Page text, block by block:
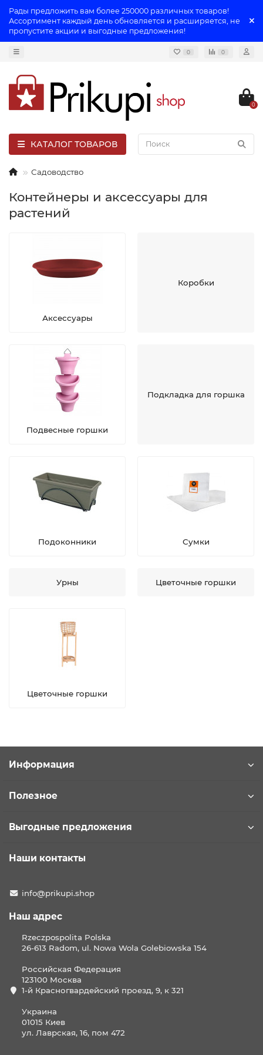
Рады предложить вам более 250000 различных товаров!
Ассортимент каждый день обновляется и расширяется, не
пропустите акции и выгодные предложения!
0 0
0
КАТАЛОГ ТОВАРОВ
Садоводство
Контейнеры и аксессуары для
растений
Аксессуары
Коробки
Подвесные горшки
Подкладка для горшка
Подоконники Сумки
Урны Цветочные горшки
Цветочные горшки
Информация
Полезное
Выгодные предложения
Наши контакты
info@prikupi.shop
Наш адрес
Rzeczpospolita Polska
26-613 Radom, ul. Nowa Wola Golebiowska 154
Российская Федерация
123100 Москва
1-й Красногвардейский проезд, 9, к 321
Украина
01015 Киев
ул. Лаврская, 16, пом 472